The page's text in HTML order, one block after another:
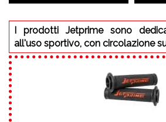
I prodotti Jetprime sono
all'uso sportivo, con circolazione